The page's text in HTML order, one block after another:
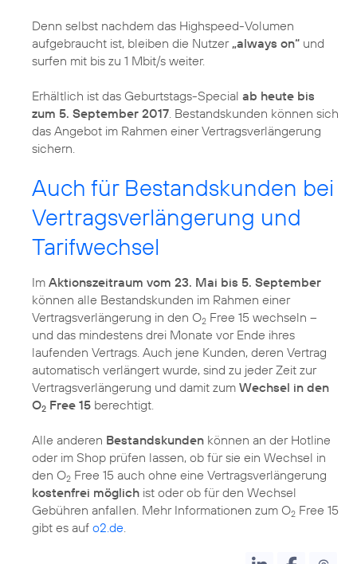
Denn selbst nachdem das Highspeed-Volumen
aufgebraucht ist, bleiben die Nutzer„always on“ und
surfen mit bis zu 1 Mbit/s weiter.
Erhältlich ist das Geburtstags-Special ab heute bis
zum 5. September 2017. Bestandskunden können sich
das Angebot im Rahmen einer Vertragsverlängerung
sichern.
Auch für Bestandskunden bei
Vertragsverlängerung und
Tarifwechsel
Im Aktionszeitraum vom 23. Mai bis 5. September
können alle Bestandskunden im Rahmen einer
Vertragsverlängerung in den O2 Free 15 wechseln –
und das mindestens drei Monate vor Ende ihres
laufenden Vertrags. Auch jene Kunden, deren Vertrag
automatisch verlängert wurde, sind zu jeder Zeit zur
Vertragsverlängerung und damit zum Wechsel in den
O2 Free 15 berechtigt.
Alle anderen Bestandskunden können an der Hotline
oder im Shop prüfen lassen, ob für sie ein Wechsel in
den O2 Free 15 auch ohne eine Vertragsverlängerung
kostenfrei möglich ist oder ob für den Wechsel
Gebühren anfallen. Mehr Informationen zum O2 Free 15
gibt es auf o2.de.